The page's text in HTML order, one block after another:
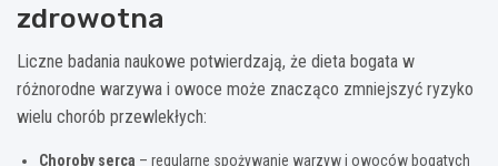
zdrowotna
Liczne badania naukowe potwierdzają, że dieta bogata w
różnorodne warzywa i owoce może znacząco zmniejszyć ryzyko
wielu chorób przewlekłych:
Choroby serca – regularne spożywanie warzyw i owoców bogatych